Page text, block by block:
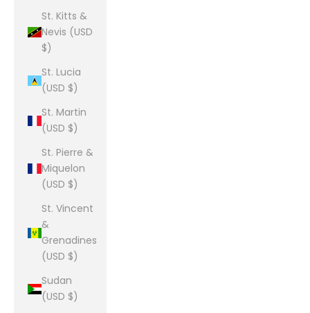
St. Kitts &
Nevis (USD
$)
St. Lucia
(USD $)
St. Martin
(USD $)
St. Pierre &
Miquelon
(USD $)
St. Vincent
&
Grenadines
(USD $)
Sudan
(USD $)